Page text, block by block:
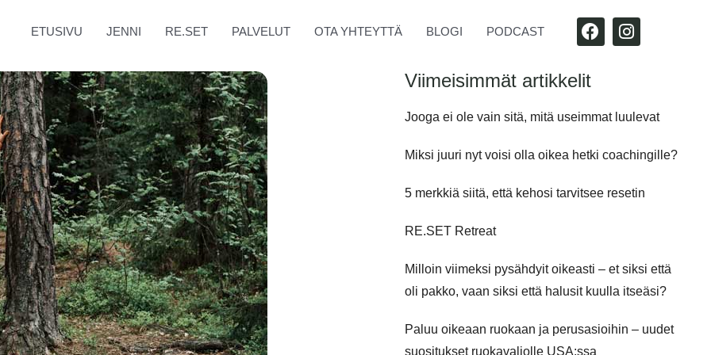
ETUSIVU JENNI RE.SET PALVELUT OTA YHTEYTTÄ BLOGI PODCAST
F
A
E
O
K
I
N
G
A
M
Viimeisimmät artikkelit
Jooga ei ole vain sitä, mitä useimmat luulevat
Miksi juuri nyt voisi olla oikea hetki coachingille?
5 merkkiä siitä, että kehosi tarvitsee resetin
RE.SET Retreat
Milloin viimeksi pysähdyit oikeasti – et siksi että
oli pakko, vaan siksi että halusit kuulla itseäsi?
Paluu oikeaan ruokaan ja perusasioihin – uudet
suositukset ruokavaliolle USA:ssa